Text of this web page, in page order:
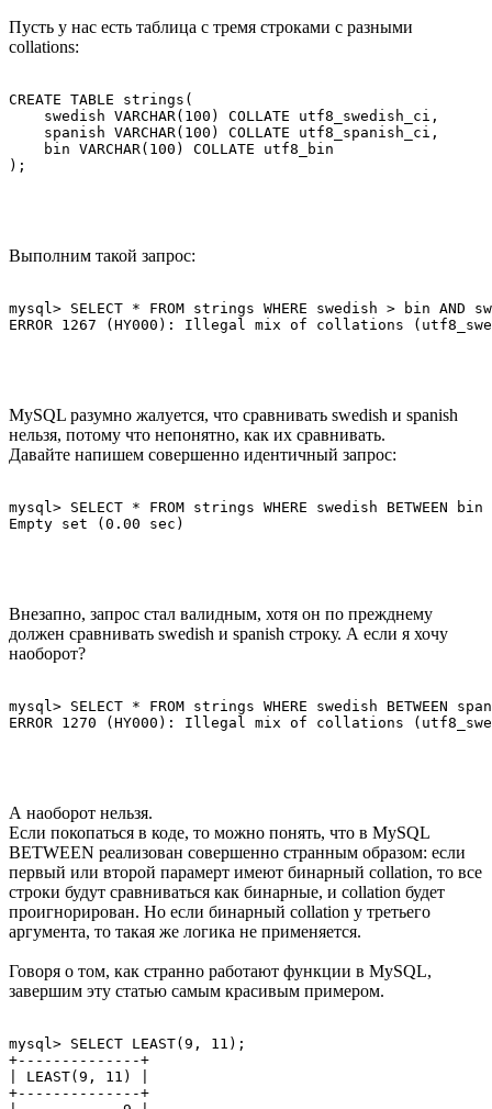
Пусть у нас есть таблица с тремя строками с разными
collations:
CREATE TABLE strings(
    swedish VARCHAR(100) COLLATE utf8_swedish_ci,
    spanish VARCHAR(100) COLLATE utf8_spanish_ci,
    bin VARCHAR(100) COLLATE utf8_bin
Выполним такой запрос:
mysql> SELECT * FROM strings WHERE swedish > bin AND
MySQL разумно жалуется, что сравнивать swedish и spanish
нельзя, потому что непонятно, как их сравнивать.
Давайте напишем совершенно идентичный запрос:
mysql> SELECT * FROM strings WHERE swedish BETWEEN
Внезапно, запрос стал валидным, хотя он по прежднему
должен сравнивать swedish и spanish строку. А если я хочу
наоборот?
mysql> SELECT * FROM strings WHERE swedish BETWEEN
А наоборот нельзя.
Если покопаться в коде, то можно понять, что в MySQL
BETWEEN реализован совершенно странным образом: если
первый или второй парамерт имеют бинарный collation, то все
строки будут сравниваться как бинарные, и collation будет
проигнорирован. Но если бинарный collation у третьего
аргумента, то такая же логика не применяется.
Говоря о том, как странно работают функции в MySQL,
завершим эту статью самым красивым примером.
mysql> SELECT LEAST(9, 11);
+--------------+
| LEAST(9, 11) |
+--------------+